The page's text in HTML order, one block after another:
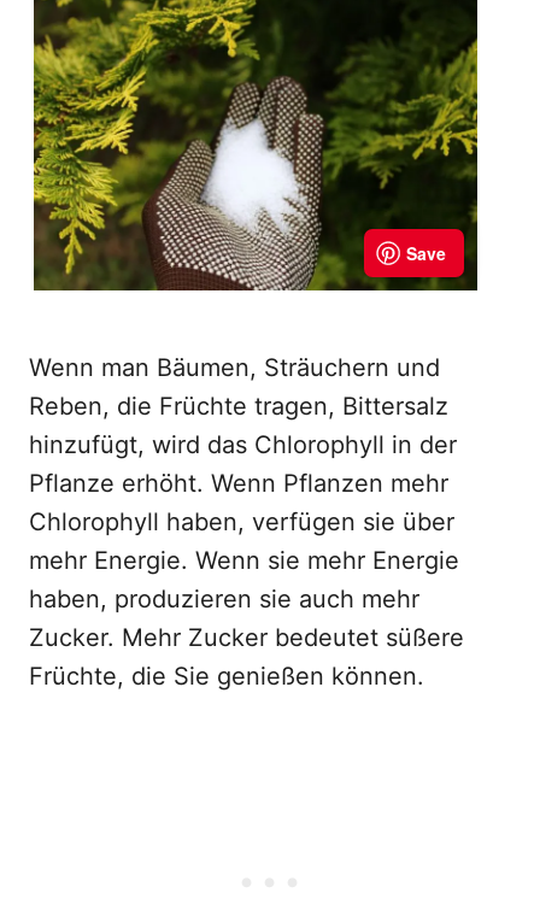
Wenn man Bäumen, Sträuchern und
Reben, die Früchte tragen, Bittersalz
hinzufügt, wird das Chlorophyll in der
Pflanze erhöht. Wenn Pflanzen mehr
Chlorophyll haben, verfügen sie über
mehr Energie. Wenn sie mehr Energie
haben, produzieren sie auch mehr
Zucker. Mehr Zucker bedeutet süßere
Früchte, die Sie genießen können.